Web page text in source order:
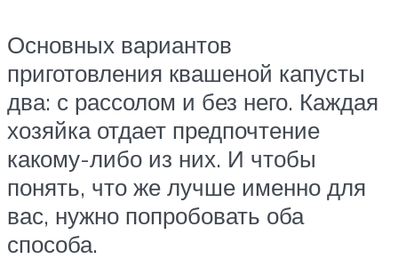
Основных вариантов
приготовления квашеной капусты
два: с рассолом и без него. Каждая
хозяйка отдает предпочтение
какому-либо из них. И чтобы
понять, что же лучше именно для
вас, нужно попробовать оба
способа.